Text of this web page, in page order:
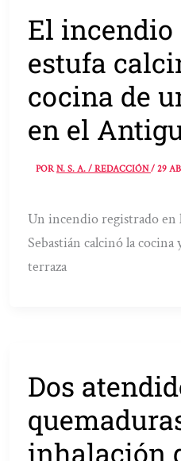
El incendio
estufa
cocina de
en el
PORN. S. A. / REDACCIÓN/29
Un incendio registrado en
Sebastián calcinó la
terraza
Dos
inhalación